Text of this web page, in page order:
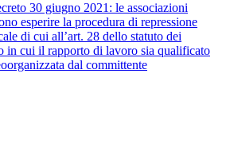
30 giugno 2021: le associazioni
esperire la procedura di repressione
di cui all’art. 28 dello statuto dei
in cui il rapporto di lavoro sia qualificato
dal committente